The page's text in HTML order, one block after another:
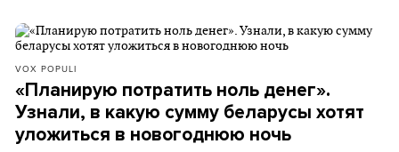
VOX POPULI
«Планирую потратить ноль денег».
Узнали, в какую сумму беларусы хотят
уложиться в новогоднюю ночь